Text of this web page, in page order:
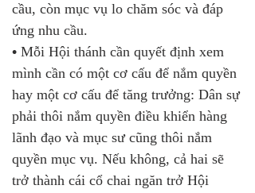
cầu, còn mục vụ lo chăm sóc và đáp
ứng nhu cầu.
• Mỗi Hội thánh cần quyết định xem
mình cần có một cơ cấu để nắm quyền
hay một cơ cấu để tăng trưởng: Dân sự
phải thôi nắm quyền điều khiển hàng
lãnh đạo và mục sư cũng thôi nắm
quyền mục vụ. Nếu không, cả hai sẽ
trở thành cái cổ chai ngăn trở Hội